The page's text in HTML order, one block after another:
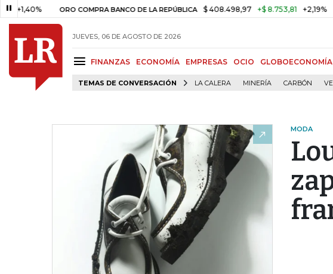
ORO COMPRA BANCO DE LA REPÚBLICA $ 408.498,97 +$ 8.753,81 +2,19%
JUEVES, 06 DE AGOSTO DE 2026
FINANZAS ECONOMÍA EMPRESAS OCIO GLOBOECONOMÍA
TEMAS DE CONVERSACIÓN LA CALERA MINERÍA CARBÓN
MODA